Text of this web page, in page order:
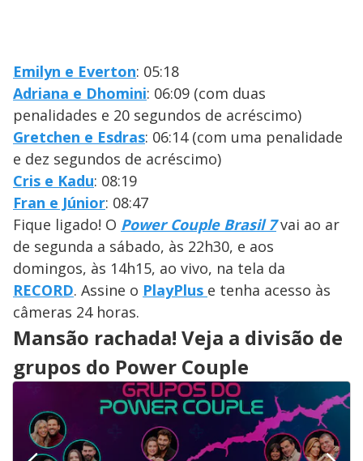
Emilyn e Everton: 05:18
Adriana e Dhomini: 06:09 (com duas
penalidades e 20 segundos de acréscimo)
Gretchen e Esdras: 06:14 (com uma penalidade
e dez segundos de acréscimo)
Cris e Kadu: 08:19
Fran e Júnior: 08:47
Fique ligado! O Power Couple Brasil 7vai ao ar
de segunda a sábado, às 22h30, e aos
domingos, às 14h15, ao vivo, na tela da
RECORD. Assine o PlayPlus e tenha acesso às
câmeras 24 horas.
Mansão rachada! Veja a divisão de
grupos do Power Couple